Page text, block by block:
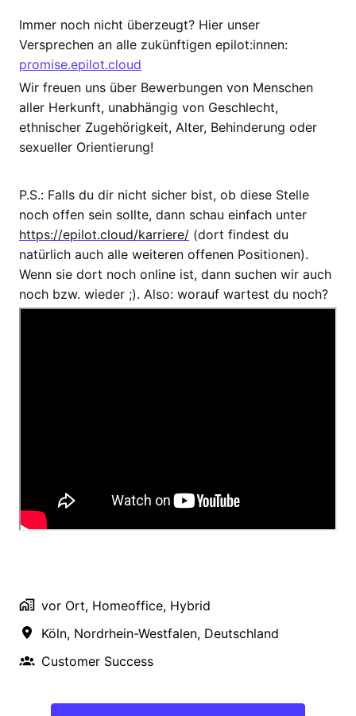
Immer noch nicht überzeugt? Hier unser
Versprechen an alle zukünftigen epilot:innen:
promise.epilot.cloud
Wir freuen uns über Bewerbungen von Menschen
aller Herkunft, unabhängig von Geschlecht,
ethnischer Zugehörigkeit, Alter, Behinderung oder
sexueller Orientierung!
P.S.: Falls du dir nicht sicher bist, ob diese Stelle
noch offen sein sollte, dann schau einfach unter
https://epilot.cloud/karriere/ (dort findest du
natürlich auch alle weiteren offenen Positionen).
Wenn sie dort noch online ist, dann suchen wir auch
noch bzw. wieder ;). Also: worauf wartest du noch?
vor Ort, Homeoffice, Hybrid
Köln, Nordrhein-Westfalen, Deutschland
Customer Success